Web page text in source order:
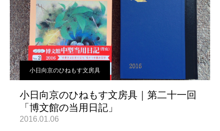
小日向京のひねもす文房具
小日向京のひねもす文房具｜第二十一回
「博文館の当用日記」
2016.01.06